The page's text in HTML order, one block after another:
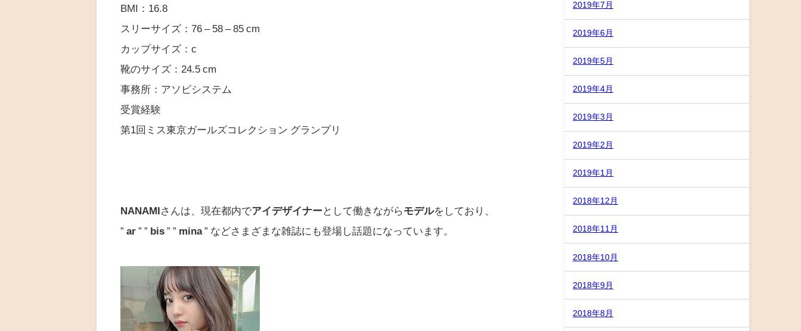
BMI：16.8
スリーサイズ：76 – 58 – 85 cm
カップサイズ：c
靴のサイズ：24.5 cm
事務所：アソビシステム
受賞経験
第1回ミス東京ガールズコレクション グランプリ
NANAMI さんは、現在都内でアイデザイナーとして働きながらモデルをしており、
” ar ” ” bis ” ” mina ” などさまざまな雑誌にも登場し話題になっています。
2019年7月
2019年6月
2019年5月
2019年4月
2019年3月
2019年2月
2019年1月
2018年12月
2018年11月
2018年10月
2018年9月
2018年8月